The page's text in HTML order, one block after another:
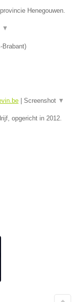
Henegouwen.
▼
Brabant)
Screenshot ▼
opgericht in 2012.